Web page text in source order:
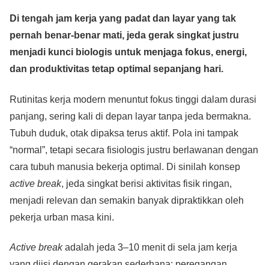
c
e
b
o
k
tt
er
at
s
A
p
e
ss
e
n
er
ail p
y
Li
k
ar
e
Di tengah jam kerja yang padat dan layar yang tak
pernah benar-benar mati, jeda gerak singkat justru
menjadi kunci biologis untuk menjaga fokus, energi,
dan produktivitas tetap optimal sepanjang hari.
Rutinitas kerja modern menuntut fokus tinggi dalam durasi
panjang, sering kali di depan layar tanpa jeda bermakna.
Tubuh duduk, otak dipaksa terus aktif. Pola ini tampak
“normal”, tetapi secara fisiologis justru berlawanan dengan
cara tubuh manusia bekerja optimal. Di sinilah konsep
active break, jeda singkat berisi aktivitas fisik ringan,
menjadi relevan dan semakin banyak dipraktikkan oleh
pekerja urban masa kini.
Active breakadalah jeda 3–10 menit di sela jam kerja